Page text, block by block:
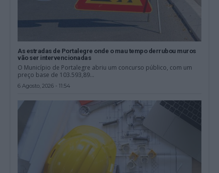
As estradas de Portalegre onde o mau tempo derrubou muros
vão ser intervencionadas
O Município de Portalegre abriu um concurso público, com um
preço base de 103.593,89...
6 Agosto, 2026 - 11:54